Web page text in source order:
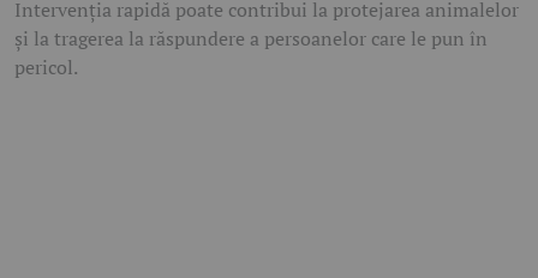
Intervenția rapidă poate contribui la protejarea animalelor
și la tragerea la răspundere a persoanelor care le pun în
pericol.